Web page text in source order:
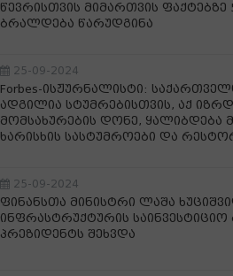
წევრისთვის მიმართვის ფაქტებზე
ბრალდება წარუდგინა
25-09-2024
Forbes-ისჟურნალისტი:
ადგილია სტუმრებისთვის, აქ
მომსახურების დონე, ყალიბდება
ხარისხის სასტუმროები და
25-09-2024
ფინანსთა მინისტრი ლაშა
ინფრასტრუქტურის საინვესტიციო
პრეზიდენტს შეხვდა